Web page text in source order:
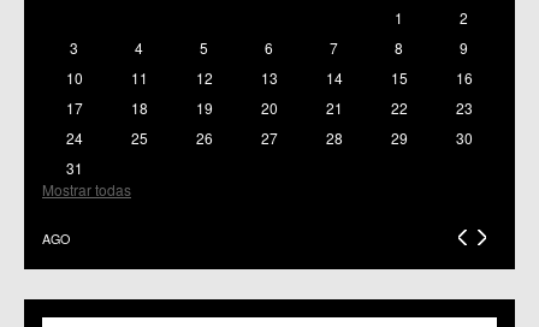
1
2
3
4 5 6 7 8
9
10
11 12 13 14 15
16
17
18 19 20 21 22
23
24
25 26 27 28 29
30
31
Mostrar todas
AGO